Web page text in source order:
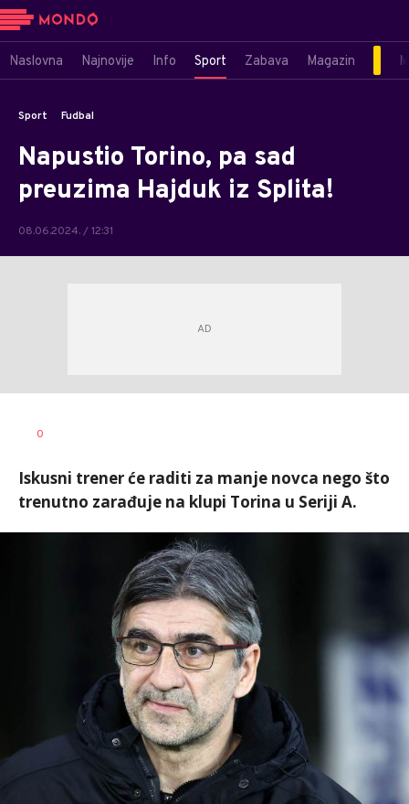
Naslovna Najnovije Info Sport Zabava Magazin
Sport Fudbal
Napustio Torino, pa sad
preuzima Hajduk iz Splita!
08.06.2024. / 12:31
AUTOR
0
Iskusni trener će raditi za manje novca nego što
trenutno zarađuje na klupi Torina u Seriji A.